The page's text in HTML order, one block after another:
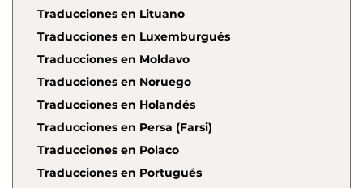
Traducciones en Lituano
Traducciones en Luxemburgués
Traducciones en Moldavo
Traducciones en Noruego
Traducciones en Holandés
Traducciones en Persa (Farsi)
Traducciones en Polaco
Traducciones en Portugués